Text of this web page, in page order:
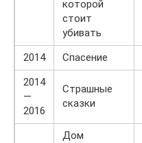
которой
стоит
убивать
2014 Спасение
2014
—
2016
Страшные
сказки
Дом